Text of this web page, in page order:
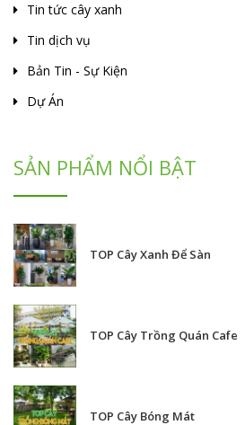
Tin tức cây xanh
Tin dịch vụ
Bản Tin - Sự Kiện
Dự Án
SẢN PHẨM NỔI BẬT
TOP Cây Xanh Để Sàn
TOP Cây Trồng Quán Cafe
TOP Cây Bóng Mát